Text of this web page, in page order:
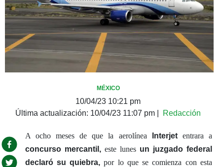
MÉXICO
10/04/23 10:21 pm
Última actualización: 10/04/23 11:07 pm Redacción
A ocho meses de que la aerolínea Interjet entrara a
concurso mercantil,este lunes un juzgado federal
declaró su quiebra, por lo que se comienza con esta